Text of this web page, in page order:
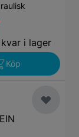
i lager
Köp